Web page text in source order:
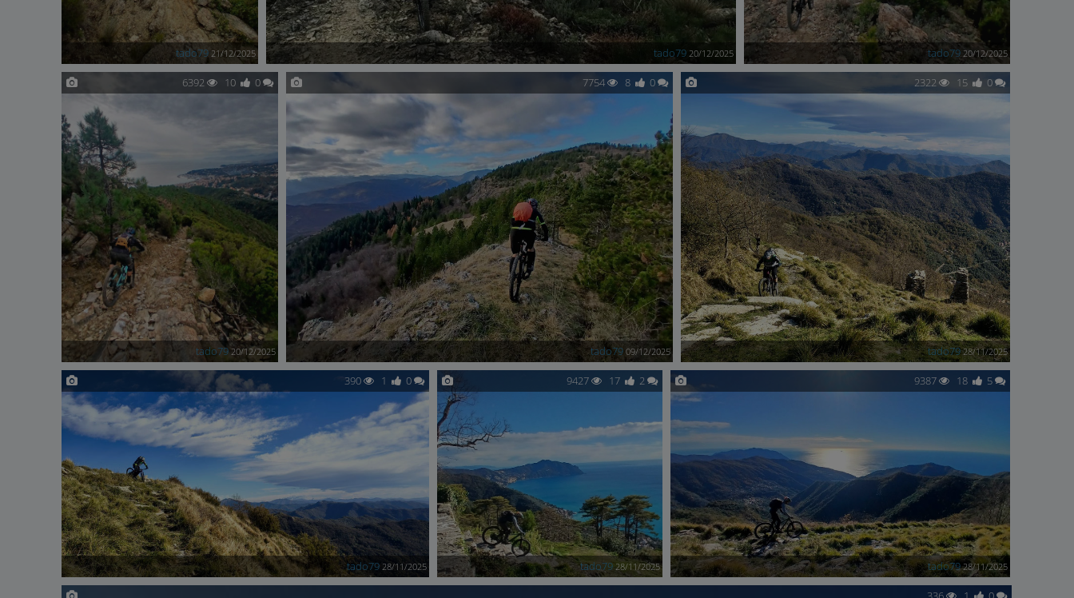
tado79 21/12/2025 tado79 20/12/2025 tado79 20/12/2025
6392 10 0
tado79 20/12/2025
7754 8 0
tado79 09/12/2025
2322 15 0
tado79 28/11/2025
390 1 0
tado79 28/11/2025
9427 17 2
tado79 28/11/2025
9387 18 5
tado79 28/11/2025